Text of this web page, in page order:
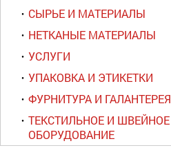
СЫРЬЕ И МАТЕРИАЛЫ
НЕТКАНЫЕ МАТЕРИАЛЫ
УСЛУГИ
УПАКОВКА И ЭТИКЕТКИ
ФУРНИТУРА И ГАЛАНТЕРЕЯ
ТЕКСТИЛЬНОЕ И ШВЕЙНОЕ
ОБОРУДОВАНИЕ